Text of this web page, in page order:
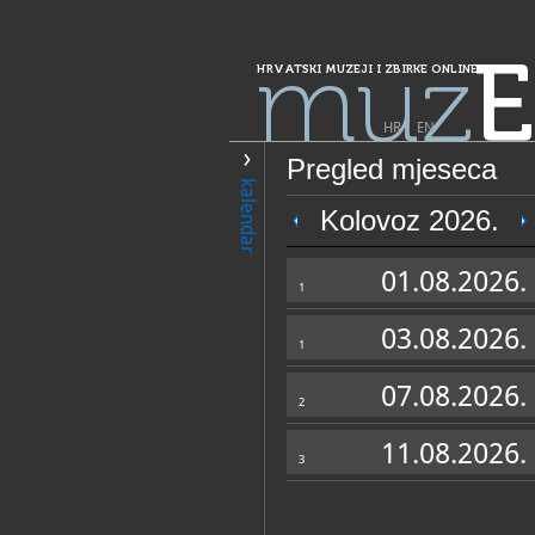
HRVATSKI MUZEJI I ZBIRKE ONLINE
muz
HR| EN
kalendar
Pregled mjeseca
Kolovoz 2026.
1 01.08.2026.
1 03.08.2026.
2 07.08.2026.
3 11.08.2026.
PRETRAŽIVANJE
Grad Zagreb
Arhiv župe sv.
Jakuševcu,
OPĆI PODACI